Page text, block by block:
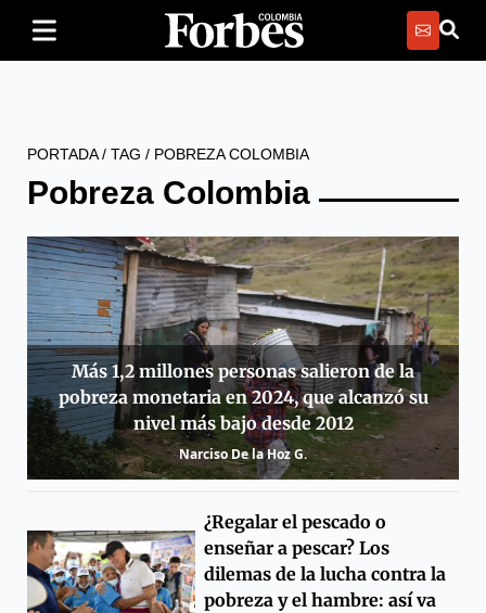
PORTADA/ TAG / POBREZA COLOMBIA
Pobreza Colombia
Más 1,2 millones personas salieron de la
pobreza monetaria en 2024, que alcanzó su
nivel más bajo desde 2012
Narciso De la Hoz G.
¿Regalar el pescado o
enseñar a pescar? Los
dilemas de la lucha contra la
pobreza y el hambre: así va